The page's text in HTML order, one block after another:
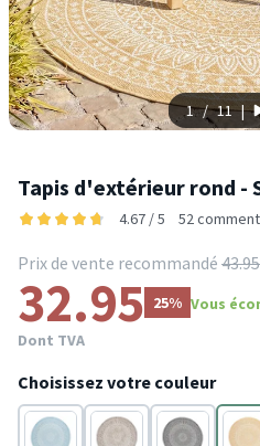
1 / 11 |
Tapis d'extérieur rond -
4.67 / 5 52
Prix de vente recommandé 43.95
32.95 25% Vous
Dont TVA
Choisissez votre couleur